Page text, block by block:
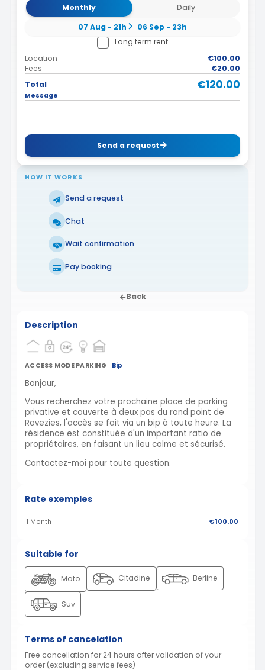
Monthly
Daily
07 Aug - 21h
06 Sep - 23h
Long term rent
Location
€100.00
Fees
€20.00
Total
€120.00
Message
Send a request
HOW IT WORKS
Send a request
Chat
Wait confirmation
Pay booking
Back
Description
ACCESS MODE PARKING Bip
Bonjour,
Vous recherchez votre prochaine place de parking
privative et couverte à deux pas du rond point de
Ravezies, l'accès se fait via un bip à toute heure. La
résidence est constituée d'un important ratio de
propriétaires, en faisant un lieu calme et sécurisé.
Contactez-moi pour toute question.
Rate exemples
1 Month €100.00
Suitable for
Moto Citadine Berline
Suv
Terms of cancelation
Free cancellation for 24 hours after validation of your
order (excluding service fees)